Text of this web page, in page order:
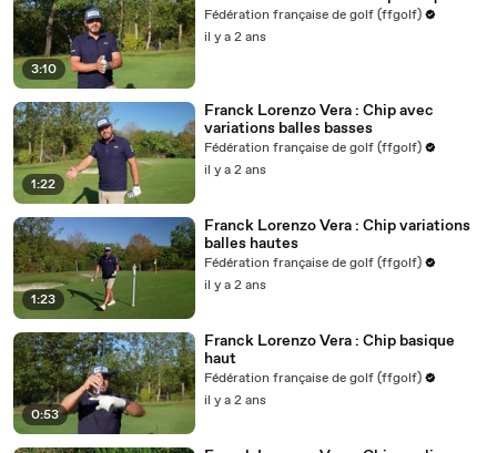
3:10
Fédération française de golf (ffgolf)
il y a 2 ans
1:22
Franck Lorenzo Vera : Chip avec
variations balles basses
Fédération française de golf (ffgolf)
il y a 2 ans
1:23
Franck Lorenzo Vera : Chip variations
balles hautes
Fédération française de golf (ffgolf)
il y a 2 ans
0:53
Franck Lorenzo Vera : Chip basique
haut
Fédération française de golf (ffgolf)
il y a 2 ans